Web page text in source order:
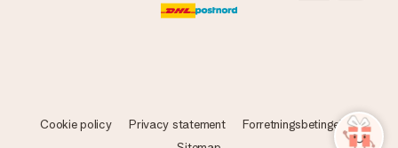
Cookie policy Privacy statement
Forretningsbetingelser